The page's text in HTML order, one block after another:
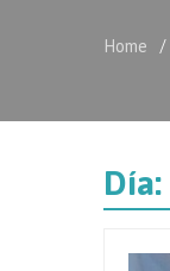
Home
Día: